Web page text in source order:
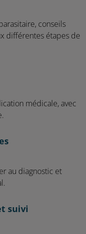
conseils
différentes étapes de
médicale, avec
au diagnostic et
suivi